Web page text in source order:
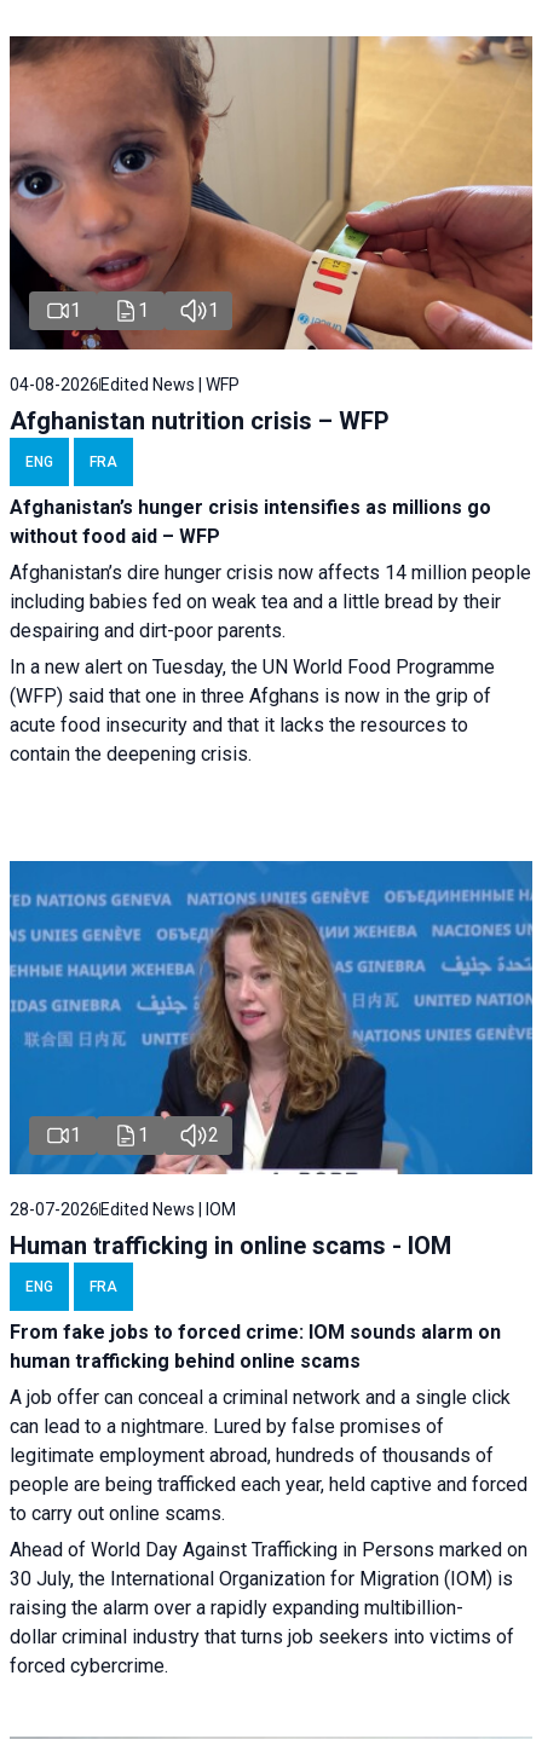
1 1 1
04-08-2026 Edited News | WFP
Afghanistan nutrition crisis – WFP
ENG FRA
Afghanistan’s hunger crisis intensifies as millions go
without food aid – WFP
Afghanistan’s dire hunger crisis now affects 14 million people
including babies fed on weak tea and a little bread by their
despairing and dirt-poor parents.
In a new alert on Tuesday, the UN World Food Programme
(WFP) said that one in three Afghans is now in the grip of
acute food insecurity and that it lacks the resources to
contain the deepening crisis.
1 1 2
28-07-2026 Edited News | IOM
Human trafficking in online scams - IOM
ENG FRA
From fake jobs to forced crime: IOM sounds alarm on
human trafficking behind online scams
A job offer can conceal a criminal network and a single click
can lead to a nightmare. Lured by false promises of
legitimate employment abroad, hundreds of thousands of
people are being trafficked each year, held captive and forced
to carry out online scams.
Ahead of World Day Against Trafficking in Persons marked on
30 July, the International Organization for Migration (IOM) is
raising the alarm over a rapidly expanding multibillion-
dollar criminal industry that turns job seekers into victims of
forced cybercrime.